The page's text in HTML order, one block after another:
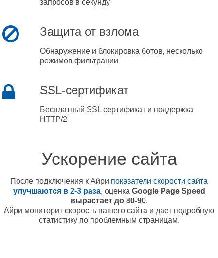
запросов в секунду
Защита от взлома
Обнаружение и блокировка ботов, несколько
режимов фильтрации
SSL-сертификат
Бесплатный SSL сертификат и поддержка
HTTP/2
Ускорение сайта
После подключения к Айри показатели скорости сайта
улучшаются в 2-3 раза, оценка Google Page Speed
вырастает до 80-90.
Айри мониторит скорость вашего сайта и дает подробную
статистику по проблемным страницам.